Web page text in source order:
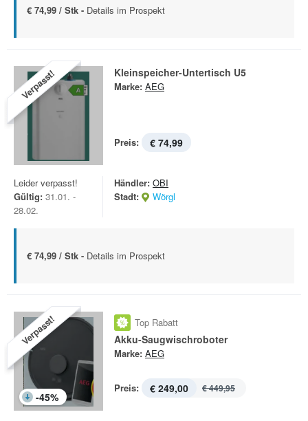
€ 74,99 / Stk - Details im Prospekt
Verpasst! Kleinspeicher-Untertisch U5
Marke: AEG
Preis: € 74,99
Leider verpasst!
Gültig: 31.01. -
28.02.
Händler: OBI
Stadt:
Wörgl
€ 74,99 / Stk - Details im Prospekt
Verpasst!
-45%
Top Rabatt
Akku-Saugwischroboter
Marke: AEG
Preis: € 249,00 € 449,95